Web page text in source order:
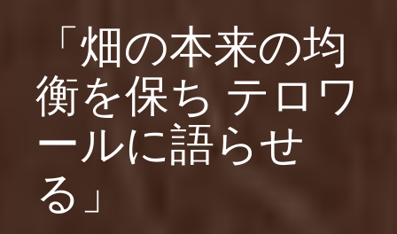
「畑の本来の均
衡を保ち テロワ
ールに語らせ
る」